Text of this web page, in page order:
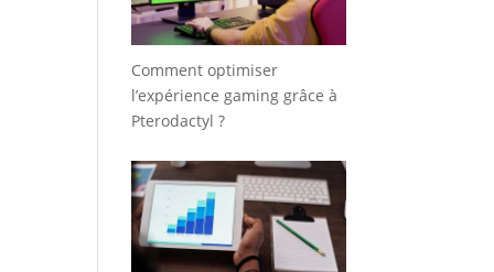
Comment optimiser
l’expérience gaming grâce à
Pterodactyl ?